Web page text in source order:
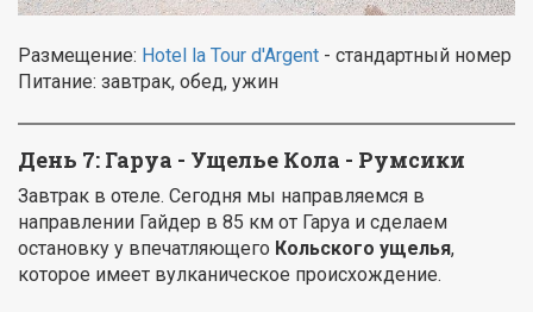
Размещение: Hotel la Tour d'Argent - cтандартный номер
Питание: завтрак, обед, ужин
День 7: Гаруа - Ущелье Кола - Румсики
Завтрак в отеле. Cегодня мы направляемся в
направлении Гайдер в 85 км от Гаруа и сделаем
остановку у впечатляющего Кольского ущелья,
которое имеет вулканическое происхождение.